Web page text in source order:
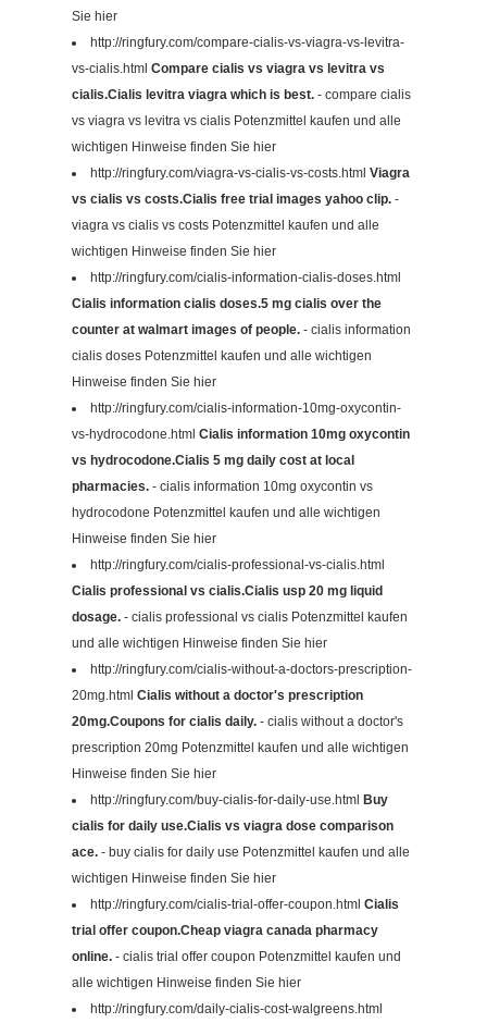
Sie hier
http://ringfury.com/compare-cialis-vs-viagra-vs-levitra-
vs-cialis.html Compare cialis vs viagra vs levitra vs
cialis.Cialis levitra viagra which is best.- compare cialis
vs viagra vs levitra vs cialis Potenzmittel kaufen und alle
wichtigen Hinweise finden Sie hier
http://ringfury.com/viagra-vs-cialis-vs-costs.html Viagra
vs cialis vs costs.Cialis free trial images yahoo clip.-
viagra vs cialis vs costs Potenzmittel kaufen und alle
wichtigen Hinweise finden Sie hier
http://ringfury.com/cialis-information-cialis-doses.html
Cialis information cialis doses.5 mg cialis over the
counter at walmart images of people.- cialis information
cialis doses Potenzmittel kaufen und alle wichtigen
Hinweise finden Sie hier
http://ringfury.com/cialis-information-10mg-oxycontin-
vs-hydrocodone.html Cialis information 10mg oxycontin
vs hydrocodone.Cialis 5 mg daily cost at local
pharmacies.- cialis information 10mg oxycontin vs
hydrocodone Potenzmittel kaufen und alle wichtigen
Hinweise finden Sie hier
http://ringfury.com/cialis-professional-vs-cialis.html
Cialis professional vs cialis.Cialis usp 20 mg liquid
dosage.- cialis professional vs cialis Potenzmittel kaufen
und alle wichtigen Hinweise finden Sie hier
http://ringfury.com/cialis-without-a-doctors-prescription-
20mg.html Cialis without a doctor's prescription
20mg.Coupons for cialis daily.- cialis without a doctor's
prescription 20mg Potenzmittel kaufen und alle wichtigen
Hinweise finden Sie hier
http://ringfury.com/buy-cialis-for-daily-use.html Buy
cialis for daily use.Cialis vs viagra dose comparison
ace.- buy cialis for daily use Potenzmittel kaufen und alle
wichtigen Hinweise finden Sie hier
http://ringfury.com/cialis-trial-offer-coupon.html Cialis
trial offer coupon.Cheap viagra canada pharmacy
online.- cialis trial offer coupon Potenzmittel kaufen und
alle wichtigen Hinweise finden Sie hier
http://ringfury.com/daily-cialis-cost-walgreens.html